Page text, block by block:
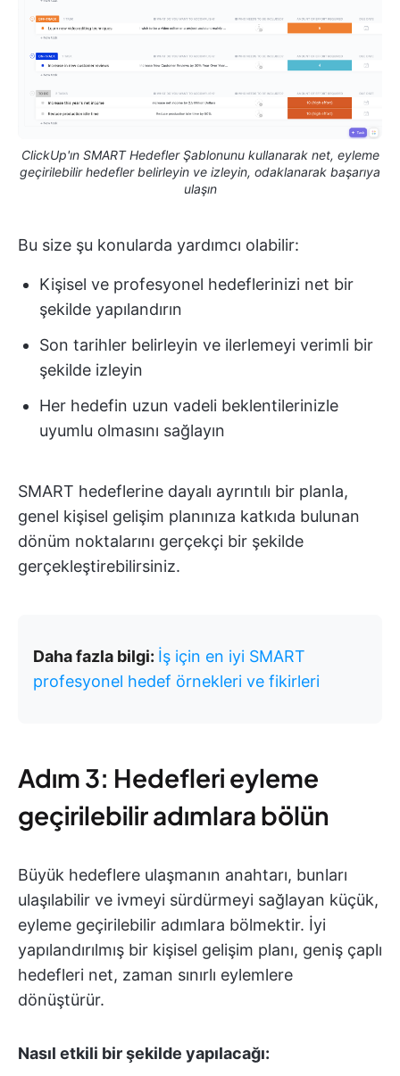
ClickUp'ın SMART Hedefler Şablonunu kullanarak net, eyleme
geçirilebilir hedefler belirleyin ve izleyin, odaklanarak başarıya
ulaşın
Bu size şu konularda yardımcı olabilir:
Kişisel ve profesyonel hedeflerinizi net bir
şekilde yapılandırın
Son tarihler belirleyin ve ilerlemeyi verimli bir
şekilde izleyin
Her hedefin uzun vadeli beklentilerinizle
uyumlu olmasını sağlayın
SMART hedeflerine dayalı ayrıntılı bir planla,
genel kişisel gelişim planınıza katkıda bulunan
dönüm noktalarını gerçekçi bir şekilde
gerçekleştirebilirsiniz.
Daha fazla bilgi: İş için en iyi SMART
profesyonel hedef örnekleri ve fikirleri
Adım 3: Hedefleri eyleme
geçirilebilir adımlara bölün
Büyük hedeflere ulaşmanın anahtarı, bunları
ulaşılabilir ve ivmeyi sürdürmeyi sağlayan küçük,
eyleme geçirilebilir adımlara bölmektir. İyi
yapılandırılmış bir kişisel gelişim planı, geniş çaplı
hedefleri net, zaman sınırlı eylemlere
dönüştürür.
Nasıl etkili bir şekilde yapılacağı: